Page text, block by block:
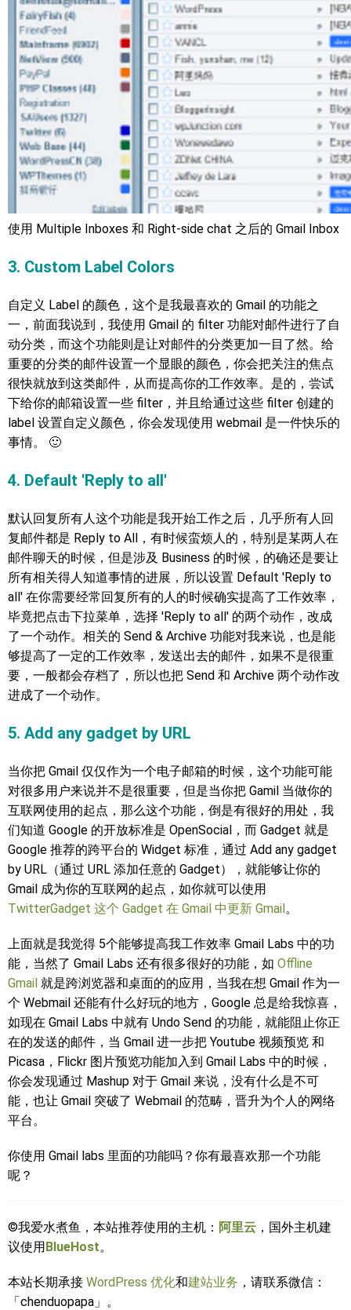
使用 Multiple Inboxes 和 Right-side chat 之后的 Gmail Inbox
3. Custom Label Colors
自定义 Label 的颜色，这个是我最喜欢的 Gmail 的功能之
一，前面我说到，我使用 Gmail 的 filter 功能对邮件进行了自
动分类，而这个功能则是让对邮件的分类更加一目了然。给
重要的分类的邮件设置一个显眼的颜色，你会把关注的焦点
很快就放到这类邮件，从而提高你的工作效率。是的，尝试
下给你的邮箱设置一些 filter，并且给通过这些 filter 创建的
label 设置自定义颜色，你会发现使用 webmail 是一件快乐的
事情。 🙂
4. Default 'Reply to all'
默认回复所有人这个功能是我开始工作之后，几乎所有人回
复邮件都是 Reply to All，有时候蛮烦人的，特别是某两人在
邮件聊天的时候，但是涉及 Business 的时候，的确还是要让
所有相关得人知道事情的进展，所以设置 Default 'Reply to
all' 在你需要经常回复所有的人的时候确实提高了工作效率，
毕竟把点击下拉菜单，选择 'Reply to all' 的两个动作，改成
了一个动作。相关的 Send & Archive 功能对我来说，也是能
够提高了一定的工作效率，发送出去的邮件，如果不是很重
要，一般都会存档了，所以也把 Send 和 Archive 两个动作改
进成了一个动作。
5. Add any gadget by URL
当你把 Gmail 仅仅作为一个电子邮箱的时候，这个功能可能
对很多用户来说并不是很重要，但是当你把 Gamil 当做你的
互联网使用的起点，那么这个功能，倒是有很好的用处，我
们知道 Google 的开放标准是 OpenSocial，而 Gadget 就是
Google 推荐的跨平台的 Widget 标准，通过 Add any gadget
by URL（通过 URL 添加任意的 Gadget），就能够让你的
Gmail 成为你的互联网的起点，如你就可以使用
TwitterGadget 这个 Gadget 在 Gmail 中更新 Gmail。
上面就是我觉得 5个能够提高我工作效率 Gmail Labs 中的功
能，当然了 Gmail Labs 还有很多很好的功能，如 Offline
Gmail 就是跨浏览器和桌面的的应用，当我在想 Gmail 作为一
个 Webmail 还能有什么好玩的地方，Google 总是给我惊喜，
如现在 Gmail Labs 中就有 Undo Send 的功能，就能阻止你正
在的发送的邮件，当 Gmail 进一步把 Youtube 视频预览 和
Picasa，Flickr 图片预览功能加入到 Gmail Labs 中的时候，
你会发现通过 Mashup 对于 Gmail 来说，没有什么是不可
能，也让 Gmail 突破了 Webmail 的范畴，晋升为个人的网络
平台。
你使用 Gmail labs 里面的功能吗？你有最喜欢那一个功能
呢？
©我爱水煮鱼，本站推荐使用的主机： 阿里云 ，国外主机建
议使用BlueHost。
本站长期承接 WordPress 优化和建站业务 ，请联系微信：
「chenduopapa」。